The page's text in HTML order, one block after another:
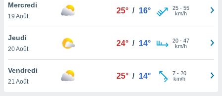
le
ainsi
un
la
du
Mercredi
19 Août
25° / 16° 25- 55
km/h
Jeudi
20 Août
24° / 14° 20- 47
km/h
Vendredi
21 Août
25° / 14° 7- 20
km/h